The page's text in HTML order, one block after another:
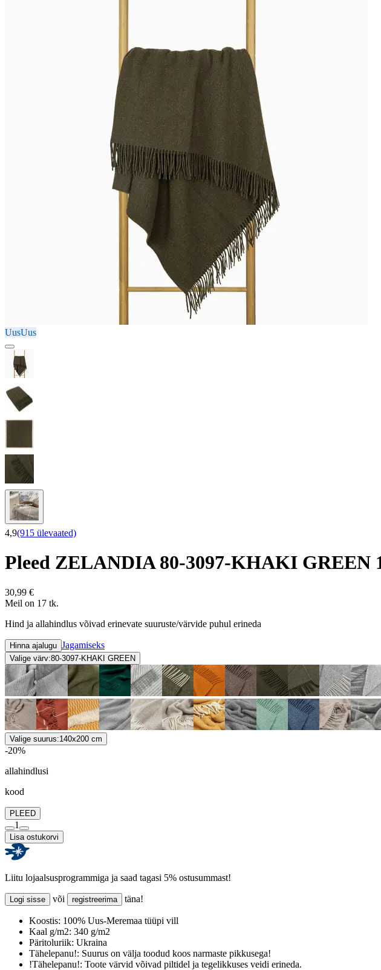
UusUus
4,9(915 ülevaated)
Pleed ZELANDIA 80-3097-KHAKI GREEN
30,99 €
Meil on 17 tk.
Hind ja allahindlus võivad erinevate suuruste/värvide puhul erineda
Hinna ajalugu Jagamiseks
Valige värv:80-3097-KHAKI GREEN
Valige suurus:140x200 cm
-20%
allahindlusi
kood
PLEED
1
Lisa ostukorvi
Liitu lojaalsusprogrammiga ja saad tagasi 5% ostusummast!
Logi sisse või registreerima täna!
Koostis: 100% Uus-Meremaa tüüpi vill
Kaal g/m2: 340 g/m2
Päritoluriik: Ukraina
Tähelepanu!: Suurus on välja toodud koos narmaste pikkusega!
!Tähelepanu!: Toote värvid võivad piltidel ja tegelikkuses veidi erineda.